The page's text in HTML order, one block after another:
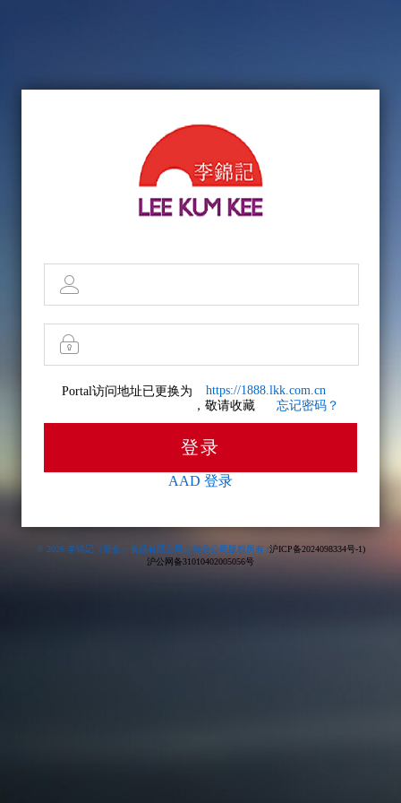
Portal访问地址已更换为
https://1888.lkk.com.cn
，敬请收藏
忘记密码？
登录
AAD 登录
© 2026 李锦记（新会）食品有限公司上海分公司版权所有 (沪ICP备2024098334号-1)
沪公网备31010402005056号